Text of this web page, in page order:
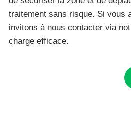
traitement sans risque. Si vous
invitons à nous contacter via
charge efficace.